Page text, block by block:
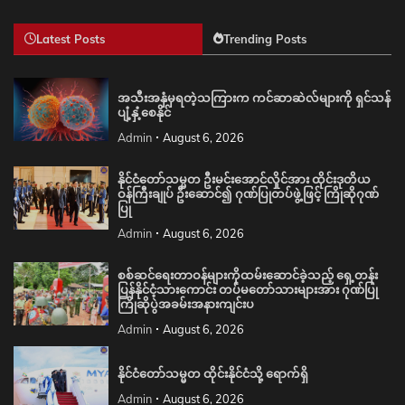
Latest Posts Trending Posts
အသီးအနှံမှရတဲ့သကြားက ကင်ဆာဆဲလ်များကို ရှင်သန်
ပျံ့နှံ့စေနိုင်
Admin August 6, 2026
နိုင်ငံတော်သမ္မတ ဦးမင်းအောင်လှိုင်အား ထိုင်းဒုတိယ
ဝန်ကြီးချုပ် ဦးဆောင်၍ ဂုဏ်ပြုတပ်ဖွဲ့ဖြင့် ကြိုဆိုဂုဏ်
ပြု
Admin August 6, 2026
စစ်ဆင်ရေးတာဝန်များကိုထမ်းဆောင်ခဲ့သည့် ရှေ့တန်း
ပြန်နိုင်ငံ့သားကောင်း တပ်မတော်သားများအား ဂုဏ်ပြု
ကြိုဆိုပွဲအခမ်းအနားကျင်းပ
Admin August 6, 2026
နိုင်ငံတော်သမ္မတ ထိုင်းနိုင်ငံသို့ ရောက်ရှိ
Admin August 6, 2026